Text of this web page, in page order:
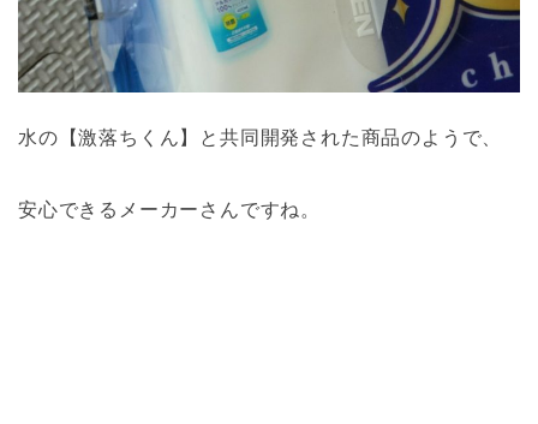
水の【激落ちくん】と共同開発された商品のようで、
安心できるメーカーさんですね。